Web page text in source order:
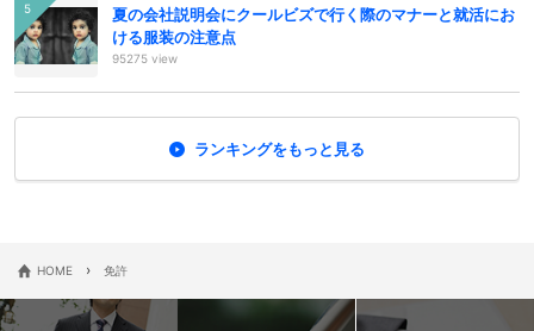
夏の会社説明会にクールビズで行く際のマナーと就活にお
ける服装の注意点
95275 view
ランキングをもっと見る
HOME › 免許